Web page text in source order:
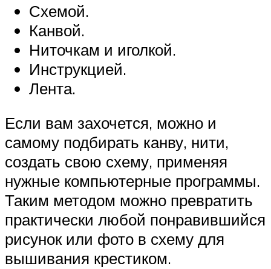
Схемой.
Канвой.
Ниточкам и иголкой.
Инструкцией.
Лента.
Если вам захочется, можно и
самому подбирать канву, нити,
создать свою схему, применяя
нужные компьютерные программы.
Таким методом можно превратить
практически любой понравившийся
рисунок или фото в схему для
вышивания крестиком.